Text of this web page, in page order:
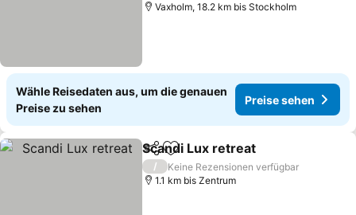
Vaxholm, 18.2 km bis Stockholm
Wähle Reisedaten aus, um die genauen
Preise zu sehen
Preise sehen
TeilenZu Favoriten hinzufügen
Scandi Lux retreat
/
Keine Rezensionen verfügbar
1.1 km bis Zentrum